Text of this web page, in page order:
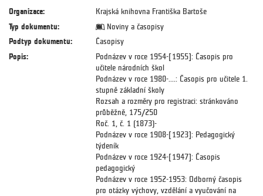
Organizace:
Krajská knihovna Františka Bartoše
Typ dokumentu:
Noviny a časopisy
Podtyp dokumentu:
Časopisy
Popis:
Podnázev v roce 1954-[1955]: Časopis pro
učitele národních škol
Podnázev v roce 1980-....: Časopis pro učitele 1.
stupně základní školy
Rozsah a rozměry pro registraci: stránkováno
průběžně, 175/250
Roč. 1, č. 1 (1873)-
Podnázev v roce 1908-[1923]: Pedagogický
týdeník
Podnázev v roce 1924-[1947]: Časopis
pedagogický
Podnázev v roce 1952-1953: Odborný časopis
pro otázky výchovy, vzdělání a vyučování na